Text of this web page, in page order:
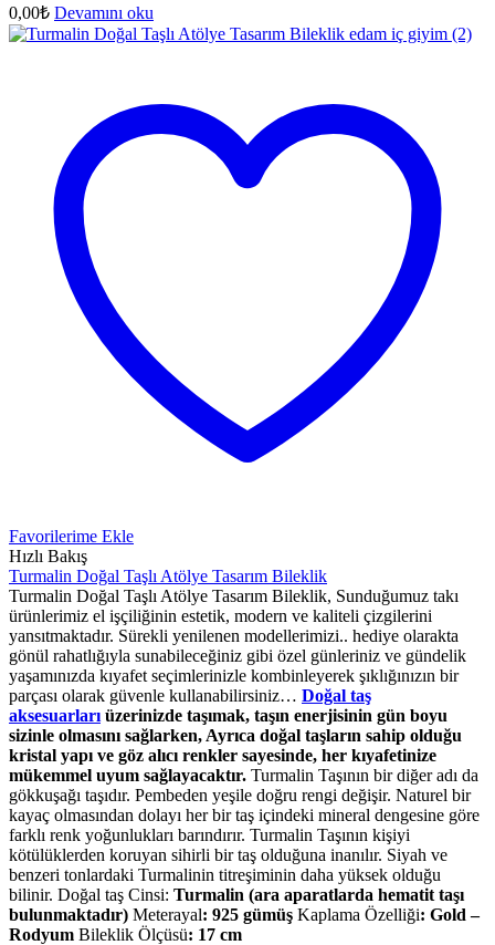
0,00₺ Devamını oku
Favorilerime Ekle
Hızlı Bakış
Turmalin Doğal Taşlı Atölye Tasarım Bileklik
Turmalin Doğal Taşlı Atölye Tasarım Bileklik, Sunduğumuz takı
ürünlerimiz el işçiliğinin estetik, modern ve kaliteli çizgilerini
yansıtmaktadır. Sürekli yenilenen modellerimizi.. hediye olarakta
gönül rahatlığıyla sunabileceğiniz gibi özel günleriniz ve gündelik
yaşamınızda kıyafet seçimlerinizle kombinleyerek şıklığınızın bir
parçası olarak güvenle kullanabilirsiniz… Doğal taş
aksesuarları üzerinizde taşımak, taşın enerjisinin gün boyu
sizinle olmasını sağlarken, Ayrıca doğal taşların sahip olduğu
kristal yapı ve göz alıcı renkler sayesinde, her kıyafetinize
mükemmel uyum sağlayacaktır. Turmalin Taşının bir diğer adı da
gökkuşağı taşıdır. Pembeden yeşile doğru rengi değişir. Naturel bir
kayaç olmasından dolayı her bir taş içindeki mineral dengesine göre
farklı renk yoğunlukları barındırır. Turmalin Taşının kişiyi
kötülüklerden koruyan sihirli bir taş olduğuna inanılır. Siyah ve
benzeri tonlardaki Turmalinin titreşiminin daha yüksek olduğu
bilinir. Doğal taş Cinsi: Turmalin (ara aparatlarda hematit taşı
bulunmaktadır) Meterayal: 925 gümüş Kaplama Özelliği: Gold –
Rodyum Bileklik Ölçüsü: 17 cm